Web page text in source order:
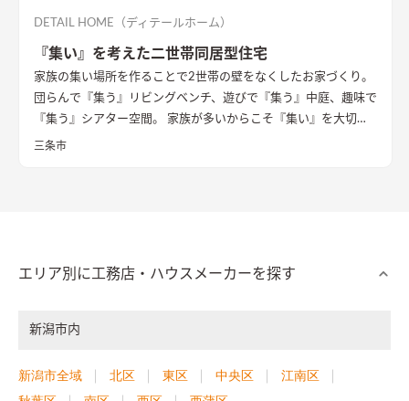
DETAIL HOME（ディテールホーム）
『集い』を考えた二世帯同居型住宅
家族の集い場所を作ることで2世帯の壁をなくしたお家づくり。
団らんで『集う』リビングベンチ、遊びで『集う』中庭、趣味で
『集う』シアター空間。 家族が多いからこそ『集い』を大切に
したお家になっています。
三条市
エリア別に工務店・ハウスメーカーを探す
新潟市内
新潟市全域 北区 東区 中央区
江南区